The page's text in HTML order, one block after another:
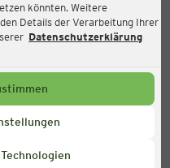
könnten. Weitere
Details der Verarbeitung Ihrer
Datenschutzerklärung